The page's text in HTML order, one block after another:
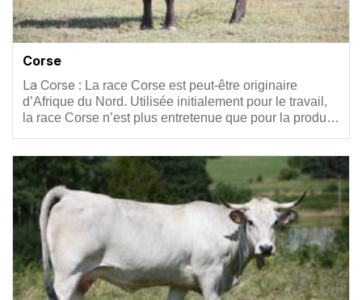
Corse
Résumé
La Corse : La race Corse est peut-être originaire
d’Afrique du Nord. Utilisée initialement pour le travail,
la race Corse n’est plus entretenue que pour la produ…
Vignette